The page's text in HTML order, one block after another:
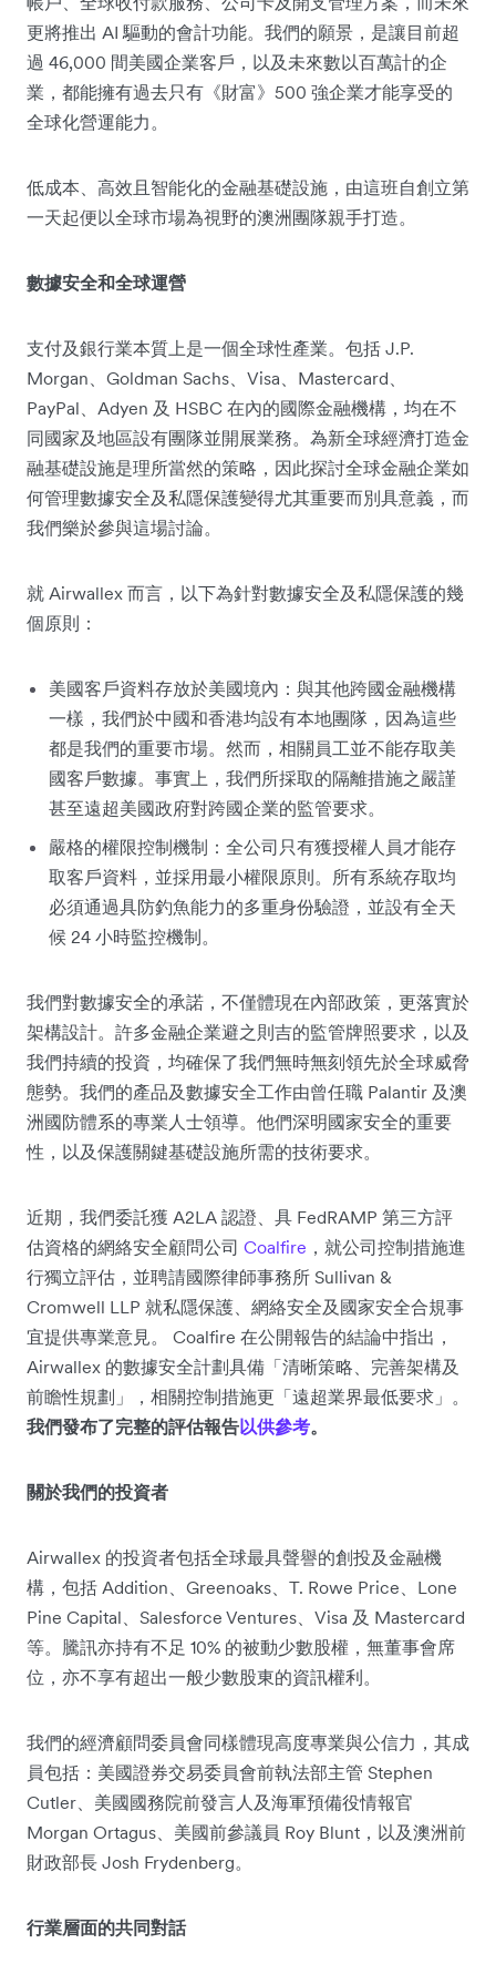
更將推出 AI 驅動的會計功能。我們的願景，是讓目前超
過 46,000 間美國企業客戶，以及未來數以百萬計的企
業，都能擁有過去只有《財富》500 強企業才能享受的
全球化營運能力。
低成本、高效且智能化的金融基礎設施，由這班自創立第
一天起便以全球市場為視野的澳洲團隊親手打造。
數據安全和全球運營
支付及銀行業本質上是一個全球性產業。包括 J.P.
Morgan、Goldman Sachs、Visa、Mastercard、
PayPal、Adyen 及 HSBC 在內的國際金融機構，均在不
同國家及地區設有團隊並開展業務。為新全球經濟打造金
融基礎設施是理所當然的策略，因此探討全球金融企業如
何管理數據安全及私隱保護變得尤其重要而別具意義，而
我們樂於參與這場討論。
就 Airwallex 而言，以下為針對數據安全及私隱保護的幾
個原則：
美國客戶資料存放於美國境內：與其他跨國金融機構
一樣，我們於中國和香港均設有本地團隊，因為這些
都是我們的重要市場。然而，相關員工並不能存取美
國客戶數據。事實上，我們所採取的隔離措施之嚴謹
甚至遠超美國政府對跨國企業的監管要求。
嚴格的權限控制機制：全公司只有獲授權人員才能存
取客戶資料，並採用最小權限原則。所有系統存取均
必須通過具防釣魚能力的多重身份驗證，並設有全天
候 24 小時監控機制。
我們對數據安全的承諾，不僅體現在內部政策，更落實於
架構設計。許多金融企業避之則吉的監管牌照要求，以及
我們持續的投資，均確保了我們無時無刻領先於全球威脅
態勢。我們的產品及數據安全工作由曾任職 Palantir 及澳
洲國防體系的專業人士領導。他們深明國家安全的重要
性，以及保護關鍵基礎設施所需的技術要求。
近期，我們委託獲 A2LA 認證、具 FedRAMP 第三方評
估資格的網絡安全顧問公司 Coalfire ，就公司控制措施進
行獨立評估，並聘請國際律師事務所 Sullivan &
Cromwell LLP 就私隱保護、網絡安全及國家安全合規事
宜提供專業意見。 Coalfire 在公開報告的結論中指出，
Airwallex 的數據安全計劃具備「清晰策略、完善架構及
前瞻性規劃」，相關控制措施更「遠超業界最低要求」。
我們發布了完整的評估報告以供參考。
關於我們的投資者
Airwallex 的投資者包括全球最具聲譽的創投及金融機
構，包括 Addition、Greenoaks、T. Rowe Price、Lone
Pine Capital、Salesforce Ventures、Visa 及 Mastercard
等。騰訊亦持有不足 10% 的被動少數股權，無董事會席
位，亦不享有超出一般少數股東的資訊權利。
我們的經濟顧問委員會同樣體現高度專業與公信力，其成
員包括：美國證券交易委員會前執法部主管 Stephen
Cutler、美國國務院前發言人及海軍預備役情報官
Morgan Ortagus、美國前參議員 Roy Blunt，以及澳洲前
財政部長 Josh Frydenberg。
行業層面的共同對話